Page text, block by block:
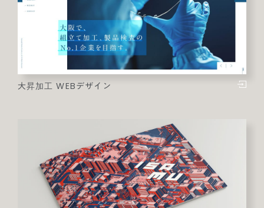
大昇加工 WEBデザイン